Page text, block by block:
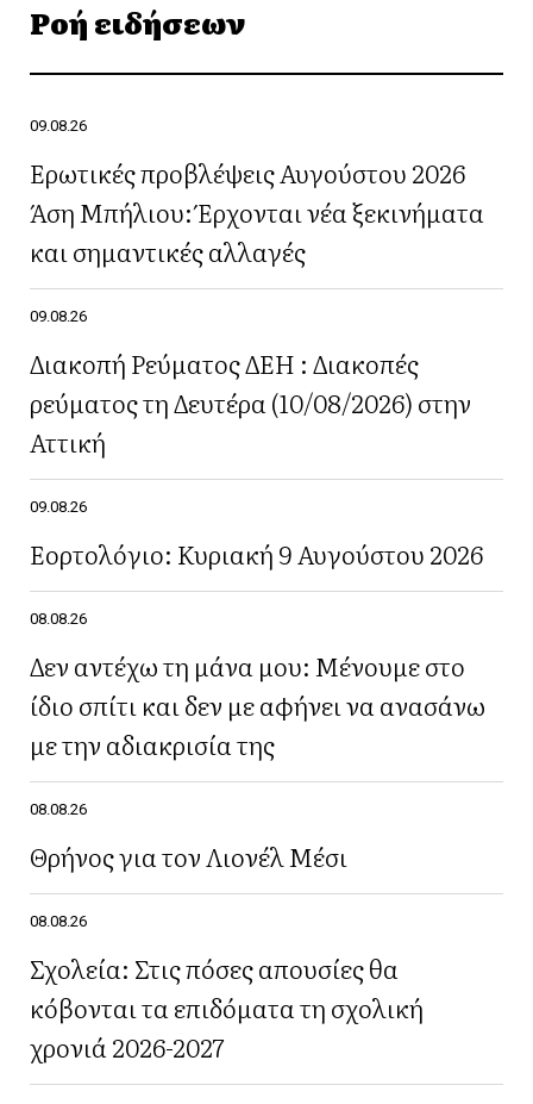
Ροή ειδήσεων
09.08.26
Ερωτικές προβλέψεις Αυγούστου 2026
Άση Μπήλιου: Έρχονται νέα ξεκινήματα
και σημαντικές αλλαγές
09.08.26
Διακοπή Ρεύματος ΔΕΗ : Διακοπές
ρεύματος τη Δευτέρα (10/08/2026) στην
Αττική
09.08.26
Εορτολόγιο: Κυριακή 9 Αυγούστου 2026
08.08.26
Δεν αντέχω τη μάνα μου: Μένουμε στο
ίδιο σπίτι και δεν με αφήνει να ανασάνω
με την αδιακρισία της
08.08.26
Θρήνος για τον Λιονέλ Μέσι
08.08.26
Σχολεία: Στις πόσες απουσίες θα
κόβονται τα επιδόματα τη σχολική
χρονιά 2026-2027